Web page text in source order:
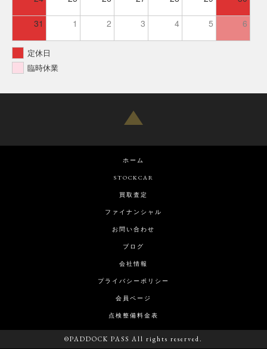
31 1 2 3 4 5 6
定休日
臨時休業
ホーム
STOCKCAR
買取査定
ファイナンシャル
お問い合わせ
ブログ
会社情報
プライバシーポリシー
会員ページ
点検整備料金表
©PADDOCK PASS All rights reserved.